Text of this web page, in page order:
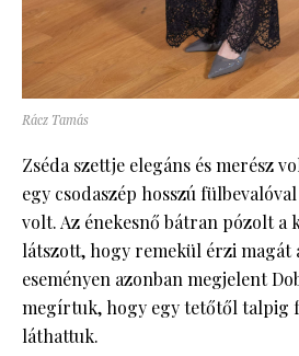
Rácz Tamás
Zséda szettje elegáns és merész
egy csodaszép hosszú
volt. Az énekesnő bátran pózolt a
látszott, hogy remekül érzi magát
eseményen azonban megjelent
megírtuk, hogy egy tetőtől talpig
láthattuk.